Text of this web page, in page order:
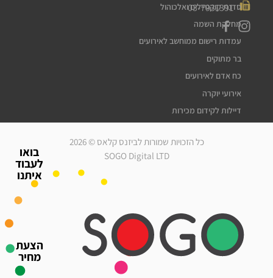
הצעת
מחיר
בואו
לעבוד
איתנו
03-7931391
סדנת קוקטיילים ואלכוהול
מחלקת השמה
עמדות רישום ממוחשב לאירועים
בר מתוקים
כח אדם לאירועים
אירועי יוקרה
דיילות לקידום מכירות
מלצרים לאירועים
עוזרי הפקה
גיוס עובדים זמניים
כח אדם לאירועים
כל הזכויות שמורות לביזנס קלאס © 2026
SOGO Digital LTD